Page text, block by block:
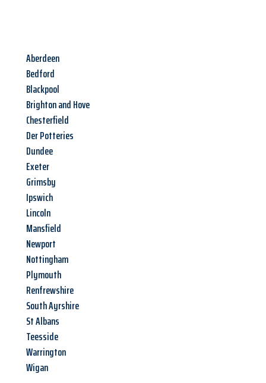
Aberdeen
Bedford
Blackpool
Brighton and Hove
Chesterfield
Der Potteries
Dundee
Exeter
Grimsby
Ipswich
Lincoln
Mansfield
Newport
Nottingham
Plymouth
Renfrewshire
South Ayrshire
St Albans
Teesside
Warrington
Wigan